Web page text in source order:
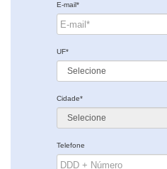
E-mail*
UF*
Cidade*
Telefone